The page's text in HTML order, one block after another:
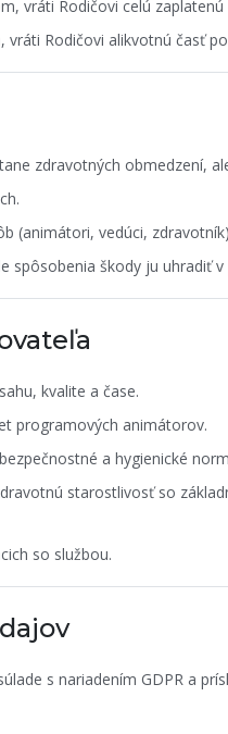
vráti Rodičovi celú zaplatenú
Rodičovi alikvotnú časť
zdravotných obmedzení,
(animátori, vedúci,
spôsobenia škody ju uhradiť
kvalite a čase.
programových animátorov.
a hygienické
starostlivosť so
so službou.
s nariadením GDPR a